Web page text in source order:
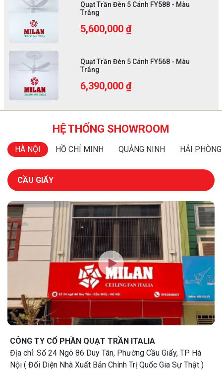
Quạt Trần Đèn 5 Cánh FY588 - Màu
Trắng
5,600,000 ₫
Quạt Trần Đèn 5 Cánh FY568 - Màu
Trắng
6,390,000 ₫
HỆ THỐNG SHOWROOM
HÀ NỘI HỒ CHÍ MINH QUẢNG NINH HẢI PHÒNG
CẦU GIẤY
CÔNG TY CỔ PHẦN QUẠT TRẦN ITALIA
Địa chỉ: Số 24 Ngõ 86 Duy Tân, Phường Cầu Giấy, TP Hà
Nội ( Đối Diện Nhà Xuất Bản Chính Trị Quốc Gia Sự Thật )